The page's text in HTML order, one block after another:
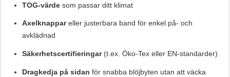
TOG-värde som passar ditt klimat
Axelknappareller justerbara band för enkel på- och
avklädnad
Säkerhetscertifieringar(t.ex. Öko-Tex eller EN-standarder)
Dragkedja på sidan för snabba blöjbyten utan att väcka